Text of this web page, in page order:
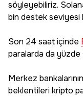
söyleyebiliriz.
bin destek seviyesi
Son 24 saat içinde
paralarda da yüzde
Merkez
beklentileri kripto